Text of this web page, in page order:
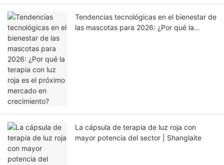
Tendencias tecnológicas en el bienestar de
las mascotas para 2026: ¿Por qué la
La cápsula de terapia de luz roja con
mayor potencia del sector | Shanglaite